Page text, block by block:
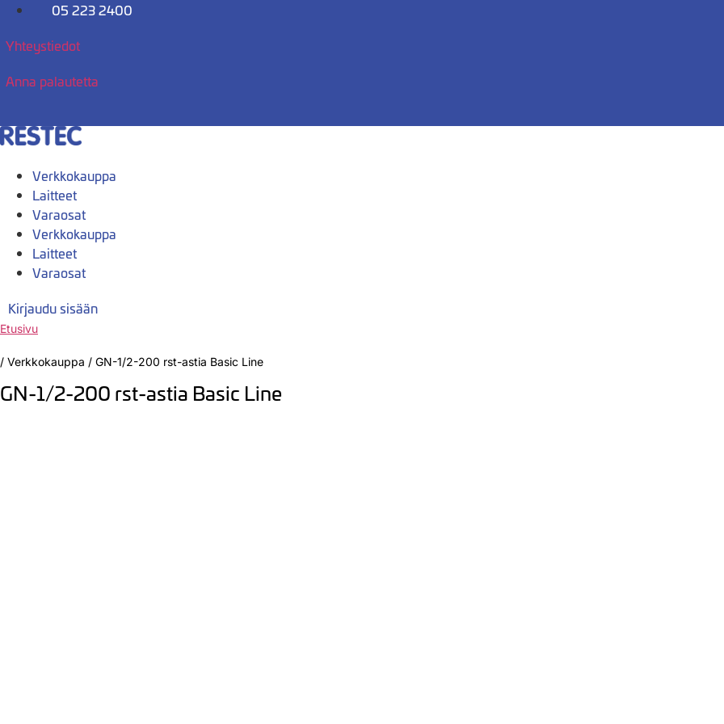
Mene
05 223 2400
Yhteystiedot
Anna palautetta
Verkkokauppa
Laitteet
Varaosat
Verkkokauppa
Laitteet
Varaosat
Kirjaudu sisään
Etusivu
/ Verkkokauppa / GN-1/2-200 rst-astia Basic Line
GN-1/2-200 rst-astia Basic Line